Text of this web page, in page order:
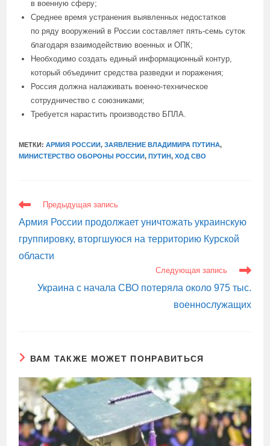
в военную сферу;
Среднее время устранения выявленных недостатков
по ряду вооружений в России составляет пять-семь суток
благодаря взаимодействию военных и ОПК;
Необходимо создать единый информационный контур,
который объединит средства разведки и поражения;
Россия должна налаживать военно-техническое
сотрудничество с союзниками;
Требуется нарастить производство БПЛА.
МЕТКИ:АРМИЯ РОССИИ, ЗАЯВЛЕНИЕ ВЛАДИМИРА ПУТИНА,
МИНИСТЕРСТВО ОБОРОНЫ РОССИИ, ПУТИН, ХОД СВО
ЕЩЕ
СТАТЬИ
Предыдущая запись
Армия России продолжает уничтожать украинскую
группировку, вторгшуюся на территорию Курской
области
Следующая запись
Украина с начала СВО потеряла около 975 тыс.
военнослужащих
ВАМ ТАКЖЕ МОЖЕТ ПОНРАВИТЬСЯ